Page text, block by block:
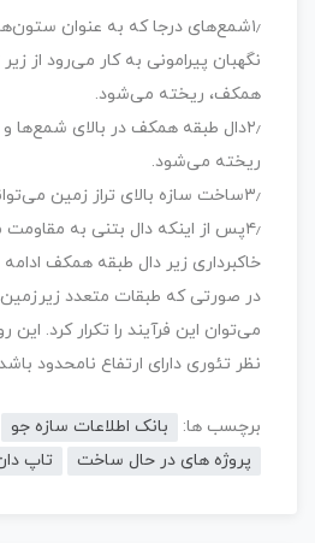
۱٫شمع‌های درجا که به عنوان
نگهبان پیرامونی به کار می‌رود از
همکف، ریخته می‌شود.
۲٫دال طبقه همکف در بالای شمع‌ها و
ریخته می‌شود.
۳٫ساخت سازه بالای تراز زمین می‌تواند آغاز شود.
۴٫پس از اینکه دال بتنی به
خاکبرداری زیر دال طبقه همکف
در صورتی که طبقات متعدد زیرزمین
می‌توان این فرآیند را تکرار کرد.
نظر تئوری دارای ارتفاع نامحدود
برچسب ها:
بانک اطلاعات سازه جو
پروژه های در حال ساخت
تاپ